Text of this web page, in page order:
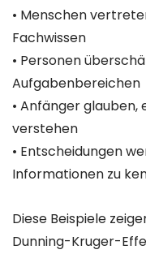
• Menschen
Fachwissen
• Personen
Aufgabenbereichen
• Anfänger
verstehen
• Entscheidungen
Informationen zu
Diese Beispiele
Dunning-Kruger-